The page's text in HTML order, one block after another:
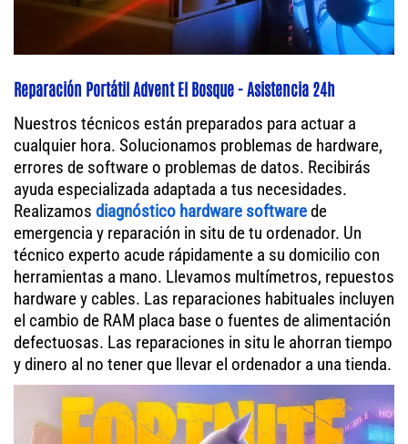
Reparación Portátil Advent El Bosque - Asistencia 24h
Nuestros técnicos están preparados para actuar a
cualquier hora. Solucionamos problemas de hardware,
errores de software o problemas de datos. Recibirás
ayuda especializada adaptada a tus necesidades.
Realizamos diagnóstico hardware softwarede
emergencia y reparación in situ de tu ordenador. Un
técnico experto acude rápidamente a su domicilio con
herramientas a mano. Llevamos multímetros, repuestos
hardware y cables. Las reparaciones habituales incluyen
el cambio de RAM placa base o fuentes de alimentación
defectuosas. Las reparaciones in situ le ahorran tiempo
y dinero al no tener que llevar el ordenador a una tienda.